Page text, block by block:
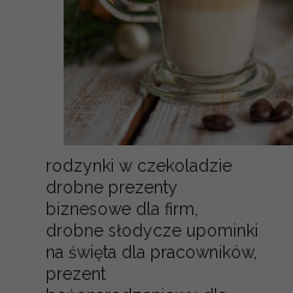
rodzynki w czekoladzie
drobne prezenty
biznesowe dla firm,
drobne słodycze upominki
na święta dla pracowników,
prezent